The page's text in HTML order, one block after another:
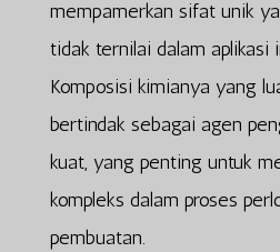
mempamerkan sifat unik
tidak ternilai dalam aplikasi
Komposisi kimianya yang
bertindak sebagai agen
kuat, yang penting untuk
kompleks dalam proses
pembuatan.